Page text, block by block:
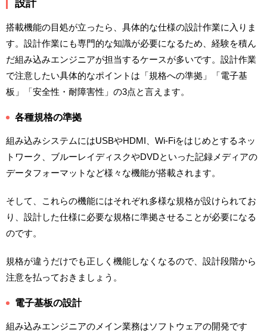
設計
搭載機能の目処が立ったら、具体的な仕様の設計作業に入りま
す。設計作業にも専門的な知識が必要になるため、経験を積ん
だ組み込みエンジニアが担当するケースが多いです。設計作業
で注意したい具体的なポイントは「規格への準拠」「電子基
板」「安全性・耐障害性」の3点と言えます。
各種規格の準拠
組み込みシステムにはUSBやHDMI、Wi-Fiをはじめとするネッ
トワーク、ブルーレイディスクやDVDといった記録メディアの
データフォーマットなど様々な機能が搭載されます。
そして、これらの機能にはそれぞれ多様な規格が設けられてお
り、設計した仕様に必要な規格に準拠させることが必要になる
のです。
規格が違うだけでも正しく機能しなくなるので、設計段階から
注意を払っておきましょう。
電子基板の設計
組み込みエンジニアのメイン業務はソフトウェアの開発です